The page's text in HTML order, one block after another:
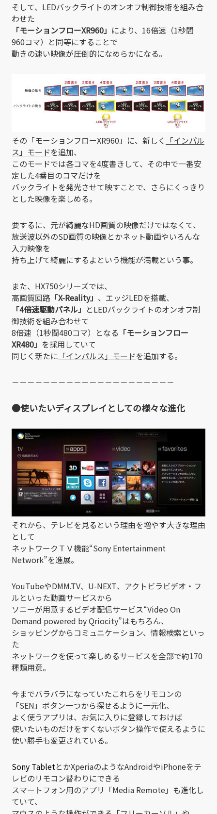
そして、LEDバックライトのオンオフ制御技術を組み合
わせた
「モーションフローXR960」 により、16倍速（1秒間
960コマ）と同等にすることで
動きの速い映像が圧倒的になめらかになる。
その「モーションフローXR960」に、新しく
「インパル
ス」モードを追加、
このモードでは各コマを4度書きして、その中で一番安
定した4番目のコマだけを
バックライトを発光させて映すことで、さらにくっきり
とした映像を楽しめる。
要するに、元が綺麗なHD画質の映像だけではなくて、
放送波以外のSD画質の映像とかネット動画やいろんな
入力映像を
持ち上げて綺麗にするよという機能が満載という事。
また、HX750シリーズでは、
高画質回路 「X-Reality」 、エッジLEDを搭載、
「4倍速駆動パネル」 とLEDバックライトのオンオフ制
御技術を組み合わせて
8倍速（1秒間480コマ）となる 「モーションフロー
XR480」 を採用していて
同じく新たに 「インパルス」モードを追加する。
－－－－－－－－－－－－－－－－－－－－－
●使いたいディスプレイとしての様々な進化
それから、テレビを見るという理由を増やす大きな理由
として
ネットワークＴＶ機能“Sony Entertainment
Network”を進展。
YouTubeやDMM.TV、U-NEXT、アクトビラビデオ・フ
ルといった動画サービスから
ソニーが用意するビデオ配信サービス“Video On
Demand powered by Qriocity”はもちろん、
ショッピングからコミュニケーション、情報検索といっ
た
ネットワークを使って楽しめるサービスを全部で約170
種類用意。
今までバラバラになっていたこれらをリモコンの
「SEN」ボタン一つから探せるように一元化、
よく使うアプリは、お気に入りに登録しておけば
使いたいものだけをすくないボタン操作で使えるように
使い勝手も変更されている。
Sony TabletとかXperiaのようなAndroidやiPhoneをテ
レビのリモコン替わりにできる
スマートフォン用のアプリ「Media Remote」も進化し
ていて、